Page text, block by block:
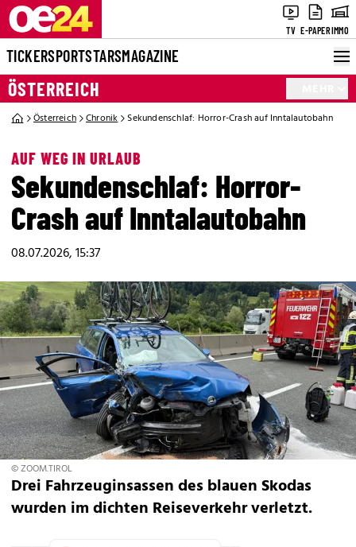
TV E-PAPERIMMO
TICKERSPORTSTARSMAGAZINE
ÖSTERREICH
Österreich Chronik Sekundenschlaf: Horror-Crash auf Inntalautobahn
AUF WEG IN URLAUB
Sekundenschlaf: Horror-
Crash auf Inntalautobahn
08.07.2026, 15:37
© ZOOM.TIROL
Drei Fahrzeuginsassen des blauen Skodas
wurden im dichten Reiseverkehr verletzt.